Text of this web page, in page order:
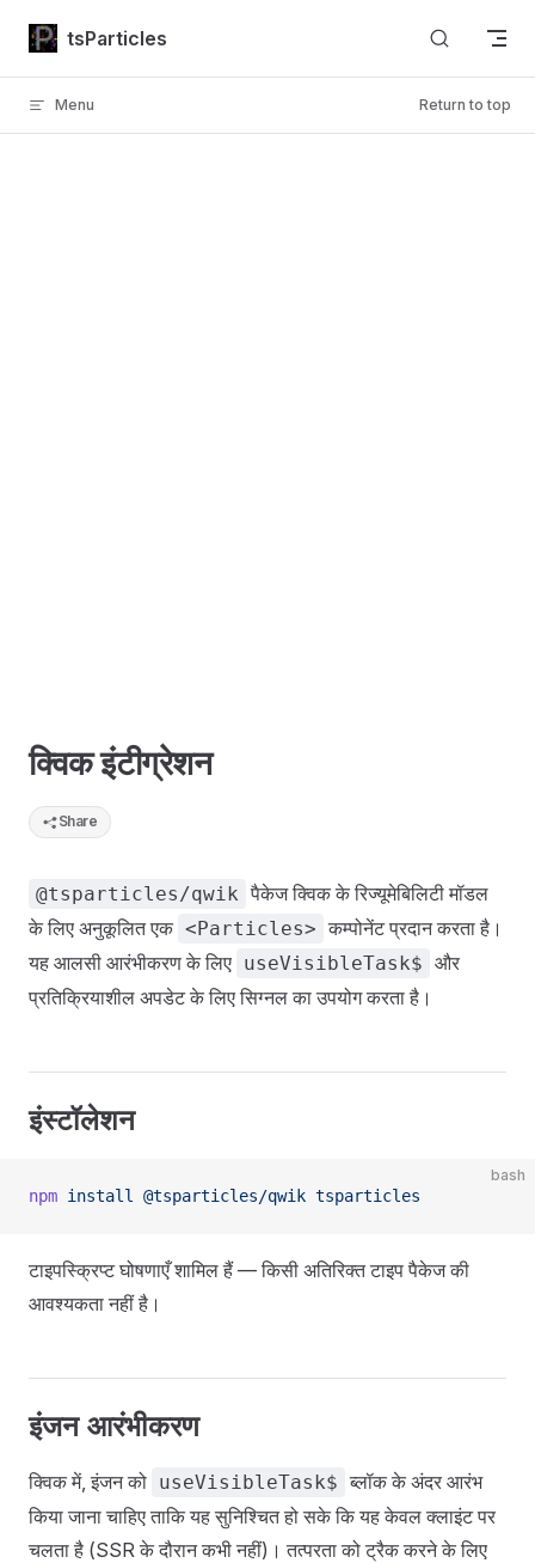
Skip to content
tsParticles
Menu Return to top
क्विक इंटीग्रेशन
Share
@tsparticles/qwik पैकेज क्विक के रिज्यूमेबिलिटी मॉडल
के लिए अनुकूलित एक <Particles> कम्पोनेंट प्रदान करता है।
यह आलसी आरंभीकरण के लिए useVisibleTask$ और
प्रतिक्रियाशील अपडेट के लिए सिग्नल का उपयोग करता है।
इंस्टॉलेशन
bash
npm install @tsparticles/qwik tsparticles
टाइपस्क्रिप्ट घोषणाएँ शामिल हैं — किसी अतिरिक्त टाइप पैकेज की
आवश्यकता नहीं है।
इंजन आरंभीकरण
क्विक में, इंजन को useVisibleTask$ ब्लॉक के अंदर आरंभ
किया जाना चाहिए ताकि यह सुनिश्चित हो सके कि यह केवल क्लाइंट पर
चलता है (SSR के दौरान कभी नहीं)। तत्परता को ट्रैक करने के लिए